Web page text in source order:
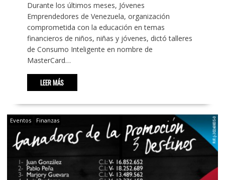
Durante los últimos meses, Jóvenes
Emprendedores de Venezuela, organización
comprometida con la educación en temas
financieros de niños, niñas y jóvenes, dictó talleres
de Consumo Inteligente en nombre de
MasterCard…
LEER MÁS
Eventos Finanzas